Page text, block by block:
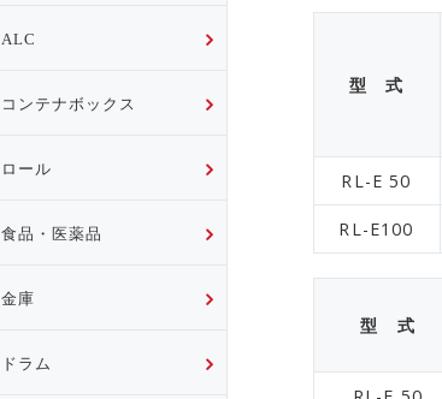
型 式
RL-E 50
RL-E100
型 式
ALC
コンテナボックス
ロール
食品・医薬品
金庫
ドラム